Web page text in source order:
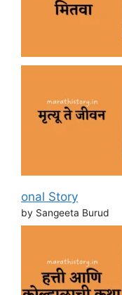
onal Story
by Sangeeta Burud